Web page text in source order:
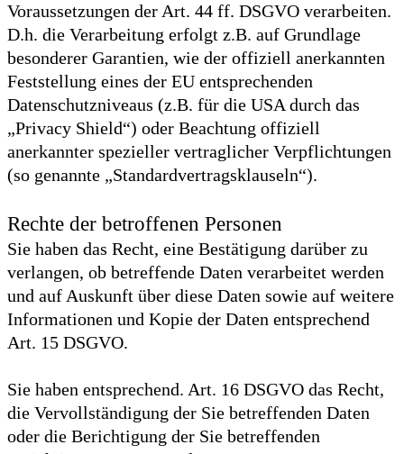
Voraussetzungen der Art. 44 ff. DSGVO verarbeiten.
D.h. die Verarbeitung erfolgt z.B. auf Grundlage
besonderer Garantien, wie der offiziell anerkannten
Feststellung eines der EU entsprechenden
Datenschutzniveaus (z.B. für die USA durch das
„Privacy Shield“) oder Beachtung offiziell
anerkannter spezieller vertraglicher Verpflichtungen
(so genannte „Standardvertragsklauseln“).
Rechte der betroffenen Personen
Sie haben das Recht, eine Bestätigung darüber zu
verlangen, ob betreffende Daten verarbeitet werden
und auf Auskunft über diese Daten sowie auf weitere
Informationen und Kopie der Daten entsprechend
Art. 15 DSGVO.
Sie haben entsprechend. Art. 16 DSGVO das Recht,
die Vervollständigung der Sie betreffenden Daten
oder die Berichtigung der Sie betreffenden